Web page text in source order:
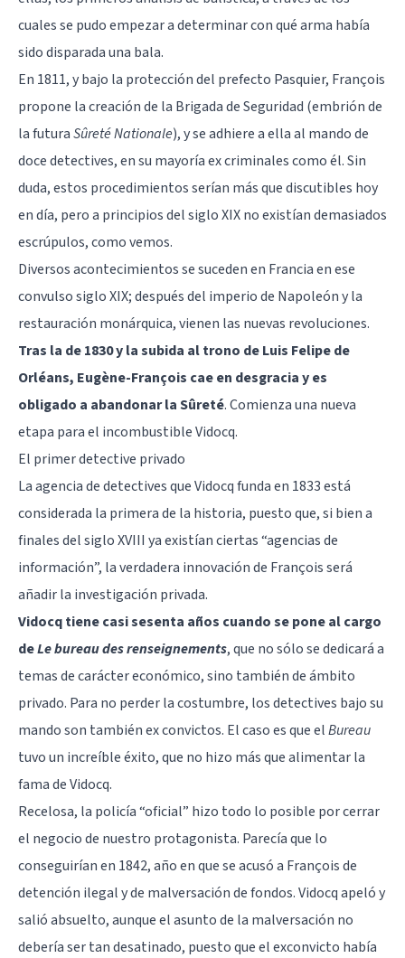
cuales se pudo empezar a determinar con qué arma había
sido disparada una bala.
En 1811, y bajo la protección del prefecto Pasquier, François
propone la creación de la Brigada de Seguridad (embrión de
la futuraSûreté Nationale), y se adhiere a ella al mando de
doce detectives, en su mayoría ex criminales como él. Sin
duda, estos procedimientos serían más que discutibles hoy
en día, pero a principios del siglo XIX no existían demasiados
escrúpulos, como vemos.
Diversos acontecimientos se suceden en Francia en ese
convulso siglo XIX; después del imperio de Napoleón y la
restauración monárquica, vienen las nuevas revoluciones.
Tras la de 1830 y la subida al trono de Luis Felipe de
Orléans, Eugène-François cae en desgracia y es
obligado a abandonar la Sûreté. Comienza una nueva
etapa para el incombustible Vidocq.
El primer detective privado
La agencia de detectives que Vidocq funda en 1833 está
considerada la primera de la historia, puesto que, si bien a
finales del siglo XVIII ya existían ciertas “agencias de
información”, la verdadera innovación de François será
añadir la investigación privada.
Vidocq tiene casi sesenta años cuando se pone al cargo
deLe bureau des renseignements, que no sólo se dedicará a
temas de carácter económico, sino también de ámbito
privado. Para no perder la costumbre, los detectives bajo su
mando son también ex convictos. El caso es que elBureau
tuvo un increíble éxito, que no hizo más que alimentar la
fama de Vidocq.
Recelosa, la policía “oficial” hizo todo lo posible por cerrar
el negocio de nuestro protagonista. Parecía que lo
conseguirían en 1842, año en que se acusó a François de
detención ilegal y de malversación de fondos. Vidocq apeló y
salió absuelto, aunque el asunto de la malversación no
debería ser tan desatinado, puesto que el exconvicto había